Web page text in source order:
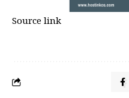
Source link